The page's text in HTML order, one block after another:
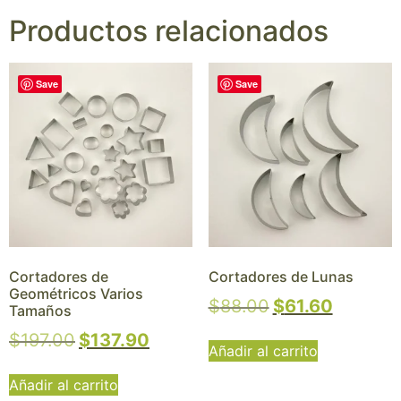
Productos relacionados
Save
Cortadores de
Geométricos Varios
Tamaños
$197.00 $137.90
Añadir al carrito
Save
Cortadores de Lunas
$88.00 $61.60
Añadir al carrito